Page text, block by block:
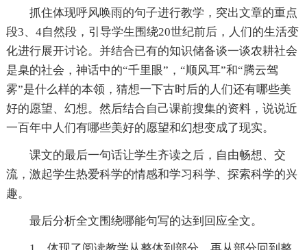
抓住体现呼风唤雨的句子进行教学，突出文章的重点
段3、4自然段，引导学生围绕20世纪前后，人们的生活变
化进行展开讨论。并结合已有的知识储备谈一谈农耕社会
是臬的社会，神话中的“千里眼”，“顺风耳”和“腾云驾
雾”是什么样的本领，猜想一下古时后的人们还有哪些美
好的愿望、幻想。然后结合自己课前搜集的资料，说说近
一百年中人们有哪些美好的愿望和幻想变成了现实。
课文的最后一句话让学生齐读之后，自由畅想、交
流，激起学生热爱科学的情感和学习科学、探索科学的兴
趣。
最后分析全文围绕哪能句写的达到回应全文。